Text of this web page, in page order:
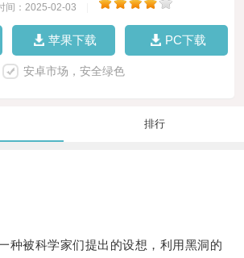
间：2025-02-03
苹果下载 PC下载
安卓市场，安全绿色
排行
被科学家们提出的设想，利用黑洞的